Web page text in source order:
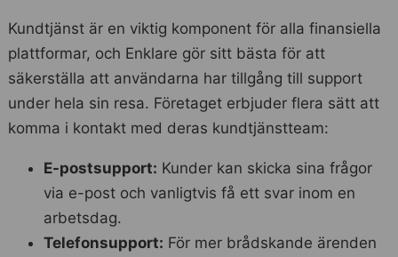
Kundtjänst är en viktig komponent för alla finansiella
plattformar, och Enklare gör sitt bästa för att
säkerställa att användarna har tillgång till support
under hela sin resa. Företaget erbjuder flera sätt att
komma i kontakt med deras kundtjänstteam:
E-postsupport: Kunder kan skicka sina frågor
via e-post och vanligtvis få ett svar inom en
arbetsdag.
Telefonsupport: För mer brådskande ärenden